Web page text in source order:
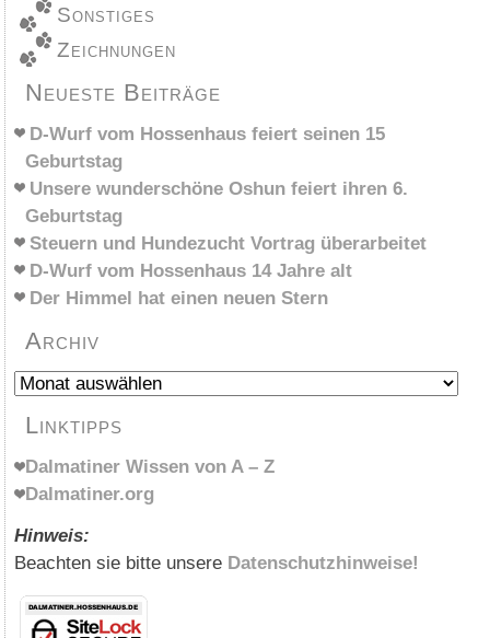
Sonstiges
Zeichnungen
Neueste Beiträge
D-Wurf vom Hossenhaus feiert seinen 15
Geburtstag
Unsere wunderschöne Oshun feiert ihren 6.
Geburtstag
Steuern und Hundezucht Vortrag überarbeitet
D-Wurf vom Hossenhaus 14 Jahre alt
Der Himmel hat einen neuen Stern
Archiv
Archiv
Linktipps
Dalmatiner Wissen von A – Z
Dalmatiner.org
Hinweis:
Beachten sie bitte unsere Datenschutzhinweise!